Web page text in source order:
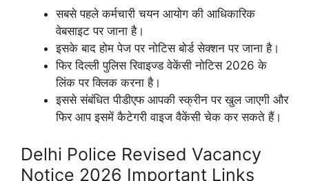
सबसे पहले कर्मचारी चयन आयोग की आधिकारिक
वेबसाइट पर जाना है।
इसके बाद होम पेज पर नोटिस बोर्ड सेक्शन पर जाना है।
फिर दिल्ली पुलिस रिवाइज्ड वेकेंसी नोटिस 2026 के
लिंक पर क्लिक करना है।
इससे संबंधित पीडीएफ आपकी स्क्रीन पर खुल जाएगी और
फिर आप इसमें कैटेगरी वाइज वैकेंसी चेक कर सकते हैं।
Delhi Police Revised Vacancy
Notice 2026 Important Links